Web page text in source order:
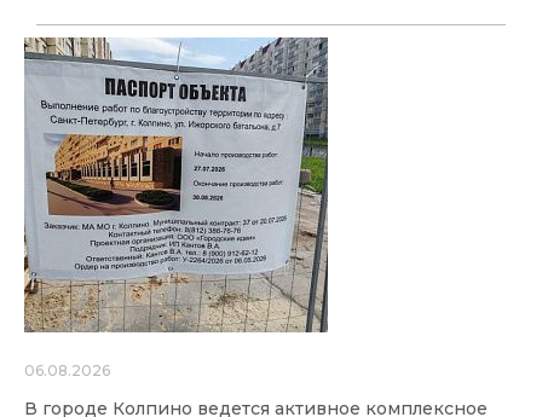
06.08.2026
В городе Колпино ведется активное комплексное